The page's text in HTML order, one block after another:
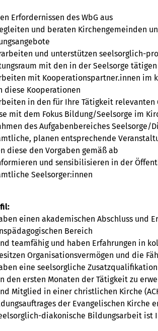
Erfordernissen des WbG aus
und beraten Kirchengemeinden
und unterstützen seelsorglich-
mit den in der Seelsorge
mit Kooperationspartner.innen im
diese Kooperationen
in den für Ihre Tätigkeit
mit dem Fokus Bildung/Seelsorge im
des Aufgabenbereiches
planen entsprechende
diese den Vorgaben gemäß ab
und sensibilisieren in der
Seelsorger:innen
einen akademischen Abschluss und
Bereich
teamfähig und haben Erfahrungen in
Organisationsvermögen und die
eine seelsorgliche
den ersten Monaten der Tätigkeit zu
Mitglied in einer christlichen Kirche
der Evangelischen Kirche
diakonische Bildungsarbeit ist